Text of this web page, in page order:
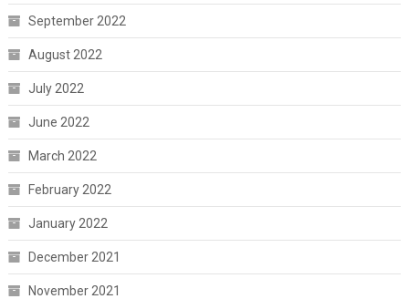
September 2022
August 2022
July 2022
June 2022
March 2022
February 2022
January 2022
December 2021
November 2021